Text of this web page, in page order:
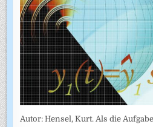
Autor: Hensel, Kurt. Als die